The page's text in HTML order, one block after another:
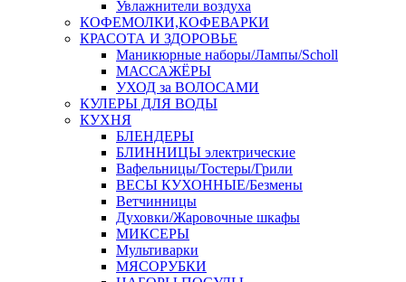
Увлажнители воздуха
КОФЕМОЛКИ,КОФЕВАРКИ
КРАСОТА И ЗДОРОВЬЕ
Маникюрные наборы/Лампы/Scholl
МАССАЖЁРЫ
УХОД за ВОЛОСАМИ
КУЛЕРЫ ДЛЯ ВОДЫ
КУХНЯ
БЛЕНДЕРЫ
БЛИННИЦЫ электрические
Вафельницы/Тостеры/Грили
ВЕСЫ КУХОННЫЕ/Безмены
Ветчинницы
Духовки/Жаровочные шкафы
МИКСЕРЫ
Мультиварки
МЯСОРУБКИ